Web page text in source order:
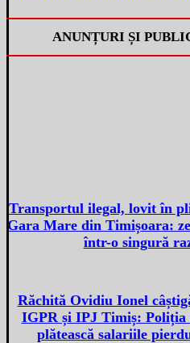
ANUNȚURI ȘI
Transportul ilegal, lovit în
Gara Mare din Timișoara:
într-o singură
Răchită Ovidiu Ionel
IGPR și IPJ Timiș: Poliția
plătească salariile